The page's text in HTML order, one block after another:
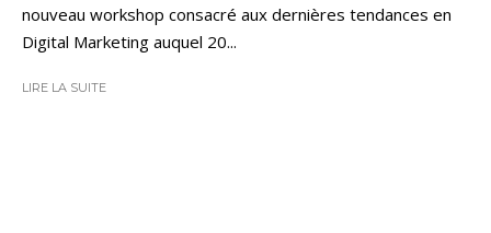
nouveau workshop consacré aux dernières tendances en
Digital Marketing auquel 20...
LIRE LA SUITE